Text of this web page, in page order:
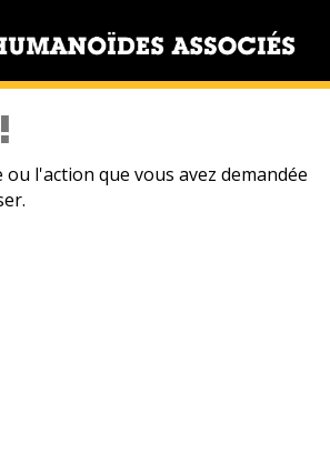
ou l'action que vous avez demandée